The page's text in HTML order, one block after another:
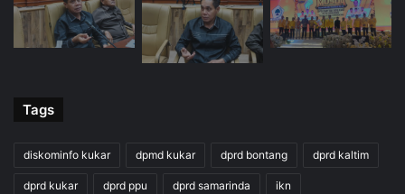
Tags
diskominfo kukar dpmd kukar dprd bontang dprd kaltim
dprd kukar dprd ppu dprd samarinda ikn